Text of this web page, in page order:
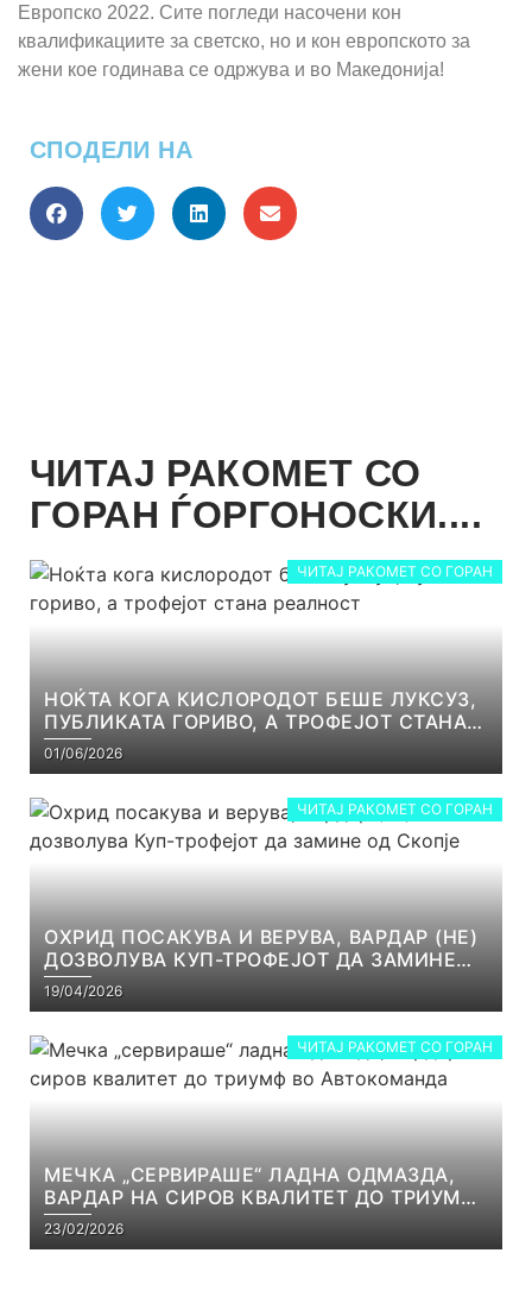
Европско 2022. Сите погледи насочени кон
квалификациите за светско, но и кон европското за
жени кое годинава се одржува и во Македонија!
СПОДЕЛИ НА
ЧИТАЈ РАКОМЕТ СО
ГОРАН ЃОРГОНОСКИ....
ЧИТАЈ РАКОМЕТ СО ГОРАН
НОЌТА КОГА КИСЛОРОДОТ БЕШЕ ЛУКСУЗ,
ПУБЛИКАТА ГОРИВО, А ТРОФЕЈОТ СТАНА
РЕАЛНОСТ
01/06/2026
ЧИТАЈ РАКОМЕТ СО ГОРАН
ОХРИД ПОСАКУВА И ВЕРУВА, ВАРДАР (НЕ)
ДОЗВОЛУВА КУП-ТРОФЕЈОТ ДА ЗАМИНЕ
ОД СКОПЈЕ
19/04/2026
ЧИТАЈ РАКОМЕТ СО ГОРАН
МЕЧКА „СЕРВИРАШЕ“ ЛАДНА ОДМАЗДА,
ВАРДАР НА СИРОВ КВАЛИТЕТ ДО ТРИУМФ
ВО АВТОКОМАНДА
23/02/2026